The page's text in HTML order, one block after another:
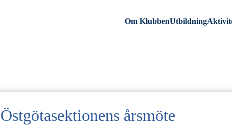
Om KlubbenUtbildning
Östgötasektionens årsmöte